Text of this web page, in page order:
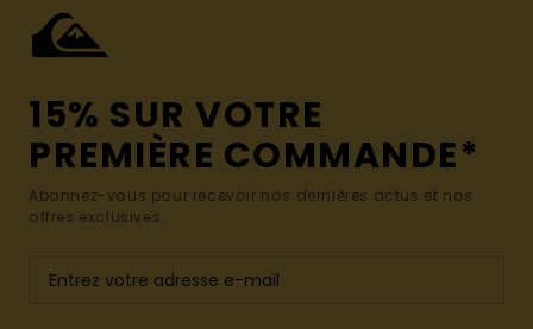
15% SUR VOTRE
PREMIÈRE COMMANDE*
Abonnez-vous pour recevoir nos dernières actus et nos
offres exclusives.